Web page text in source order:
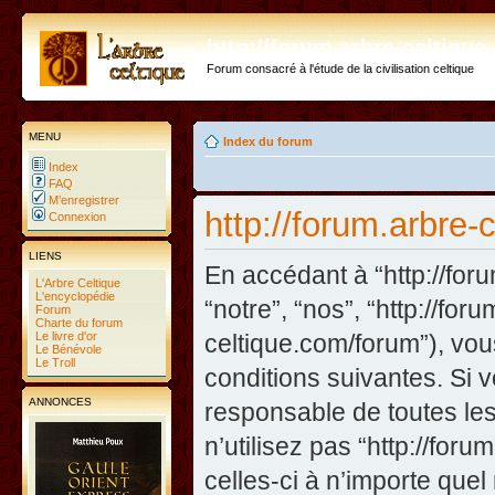
http://forum.arbre-
Forum consacré à l'étude de la civilisation celtique
MENU
Index
FAQ
M’enregistrer
Connexion
LIENS
L'Arbre Celtique
L'encyclopédie
Forum
Charte du forum
Le livre d'or
Le Bénévole
Le Troll
ANNONCES
Index du forum
http://forum.arbre-
En accédant à “http://
“notre”, “nos”, “http://
celtique.com/forum”),
conditions suivantes. Si
responsable de toutes
n’utilisez pas “http://
celles-ci à n’importe